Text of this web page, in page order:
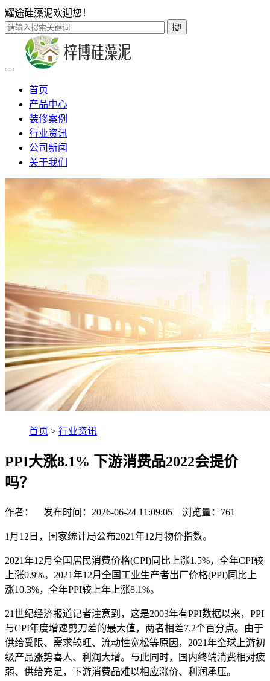
耀途硅藻泥欢迎您！
搜!
首页
产品中心
装修案例
行业资讯
公司新闻
关于我们
首页 > 行业资讯
PPI大涨8.1% 下游消费品2022会提价
吗？
作者： 发布时间：2026-06-24 11:09:05 浏览量： 761
1月12日，国家统计局公布2021年12月物价指数。
2021年12月全国居民消费价格(CPI)同比上涨1.5%，全年CPI较
上涨0.9%。2021年12月全国工业生产者出厂价格(PPI)同比上
涨10.3%，全年PPI较上年上涨8.1%。
21世纪经济报道记者注意到，这是2003年有PPI数据以来，PPI
与CPI年度增速剪刀差的最大值，两者相差7.2个百分点。由于
供给受限、需求较旺、流动性宽松等原因，2021年全球上游初
级产品涨势喜人、利润大增。与此同时，国内终端消费相对疲
弱、供给充足，下游消费品难以相应涨价、利润承压。